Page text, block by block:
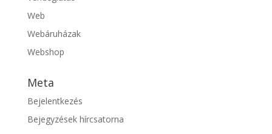
Web
Webáruházak
Webshop
Meta
Bejelentkezés
Bejegyzések hírcsatorna